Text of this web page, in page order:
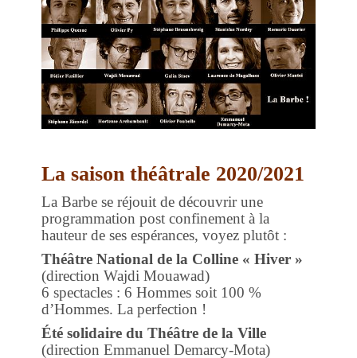
La saison théâtrale 2020/2021
La Barbe se réjouit de découvrir une
programmation post confinement à la
hauteur de ses espérances, voyez plutôt :
Théâtre National de la Colline « Hiver »
(direction Wajdi Mouawad)
6 spectacles : 6 Hommes soit 100 %
d’Hommes. La perfection !
Été solidaire du Théâtre de la Ville
(direction Emmanuel Demarcy-Mota)